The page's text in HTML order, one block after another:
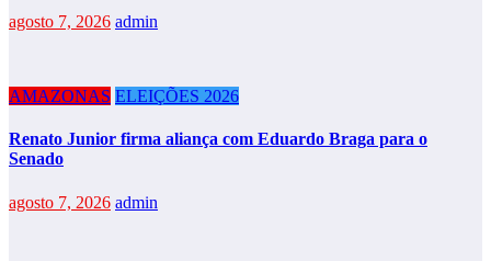
agosto 7, 2026 admin
AMAZONAS ELEIÇÕES 2026
Renato Junior firma aliança com Eduardo Braga para o
Senado
agosto 7, 2026 admin